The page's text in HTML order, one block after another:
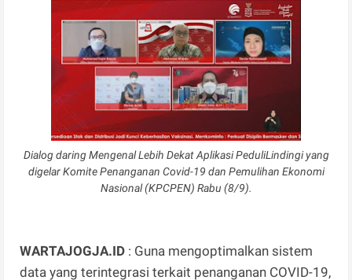
Dialog daring Mengenal Lebih Dekat Aplikasi PeduliLindingi yang
digelar Komite Penanganan Covid-19 dan Pemulihan Ekonomi
Nasional (KPCPEN) Rabu (8/9).
WARTAJOGJA.ID : Guna mengoptimalkan sistem
data yang terintegrasi terkait penanganan COVID-19,